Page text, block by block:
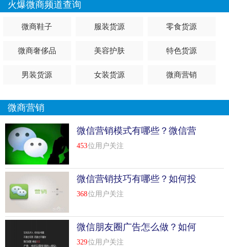
火爆微商频道查询
微商鞋子 服装货源 零食货源
微商奢侈品 美容护肤 特色货源
男装货源 女装货源 微商营销
微商营销
微信营销模式有哪些？微信营
销模式分析
453位用户关注
微信营销技巧有哪些？如何投
身其中做好营销
368位用户关注
微信朋友圈广告怎么做？如何
推广有效果？
329位用户关注